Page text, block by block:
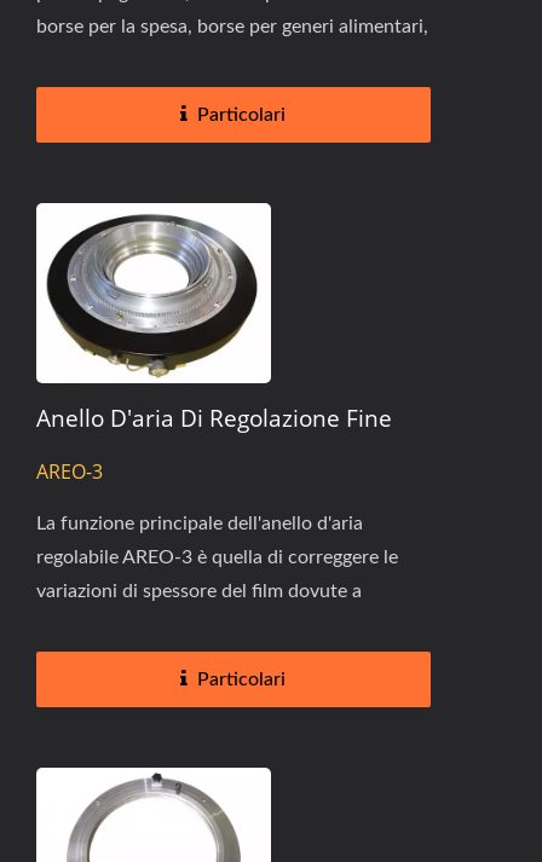
borse per la spesa, borse per generi alimentari,
Particolari
Anello D'aria Di Regolazione Fine
AREO-3
La funzione principale dell'anello d'aria
regolabile AREO-3 è quella di correggere le
variazioni di spessore del film dovute a
Particolari